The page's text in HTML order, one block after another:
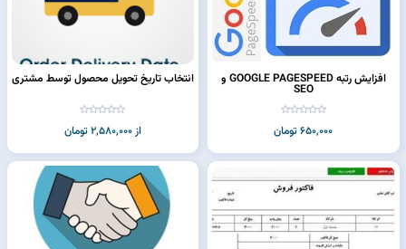
افزایش رتبه GOOGLE PAGESPEED و
SEO
650,000 تومان
انتخاب تاریخ تحویل محصول توسط مشتری
از 2,580,000 تومان